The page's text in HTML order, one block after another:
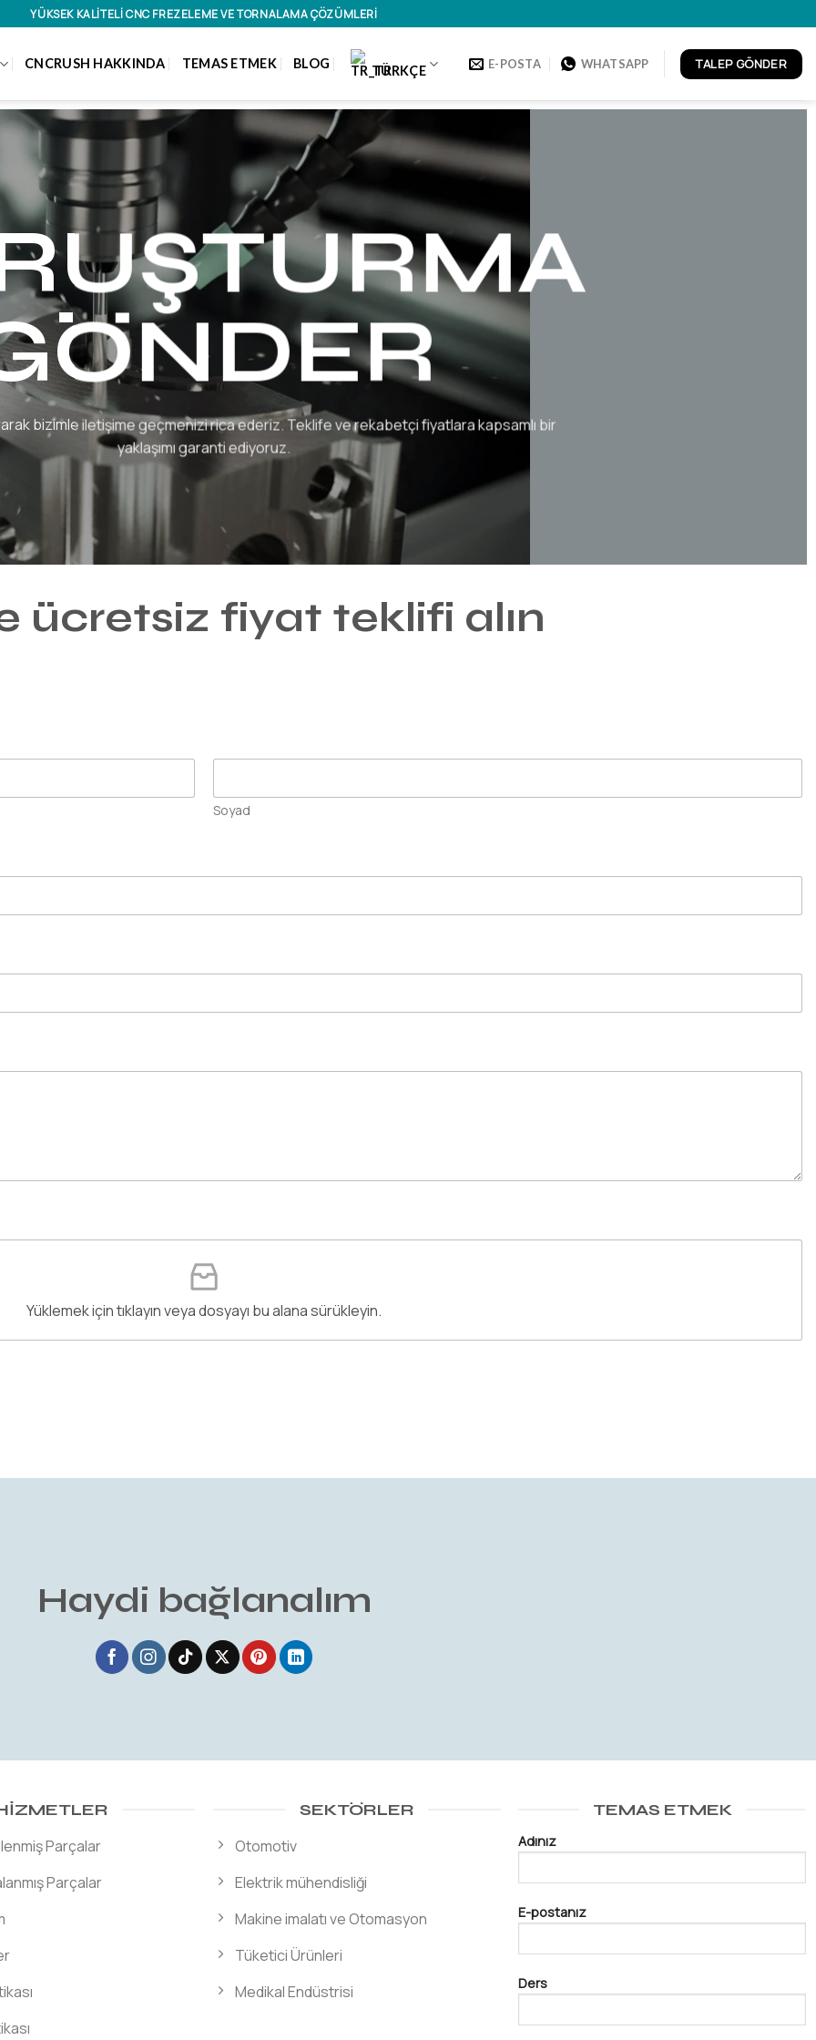
YÜKSEK KALITELI CNC FREZELEME VE TORNALAMA ÇÖZÜMLERI
CNCRUSH HAKKINDA TEMAS ETMEK BLOG TÜRKÇE E-POSTA WHATSAPP TALEP GÖNDER
bizimle iletişime geçmenizi rica ederiz. Teklife ve rekabetçi fiyatlara kapsamlı bir
yaklaşımı garanti ediyoruz.
ücretsiz fiyat teklifi alın
Soyad
Yüklemek için tıklayın veya dosyayı bu alana sürükleyin.
Haydi bağlanalım
Parçalar
Parçalar
SEKTÖRLER
Otomotiv
Elektrik mühendisliği
Makine imalatı ve Otomasyon
Tüketici Ürünleri
Medikal Endüstrisi
TEMAS ETMEK
Adınız
E-postanız
Ders